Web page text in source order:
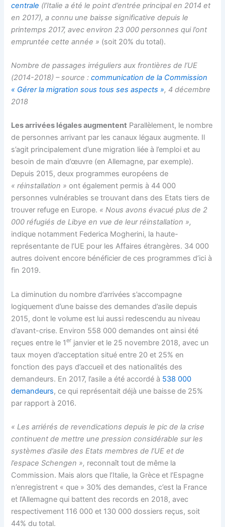
centrale (l’Italie a été le point d’entrée principal en 2014 et
en 2017), a connu une baisse significative depuis le
printemps 2017, avec environ 23 000 personnes qui l’ont
empruntée cette année » (soit 20% du total).
Nombre de passages irréguliers aux frontières de l’UE
(2014-2018) – source :communication de la Commission
« Gérer la migration sous tous ses aspects », 4 décembre
2018
Les arrivées légales augmentent Parallèlement, le nombre
de personnes arrivant par les canaux légaux augmente. Il
s’agit principalement d’une migration liée à l’emploi et au
besoin de main d’œuvre (en Allemagne, par exemple).
Depuis 2015, deux programmes européens de
« réinstallation » ont également permis à 44 000
personnes vulnérables se trouvant dans des Etats tiers de
trouver refuge en Europe. « Nous avons évacué plus de 2
000 réfugiés de Libye en vue de leur réinstallation »,
indique notamment Federica Mogherini, la haute-
représentante de l’UE pour les Affaires étrangères. 34 000
autres doivent encore bénéficier de ces programmes d’ici à
fin 2019.
La diminution du nombre d’arrivées s’accompagne
logiquement d’une baisse des demandes d’asile depuis
2015, dont le volume est lui aussi redescendu au niveau
d’avant-crise. Environ 558 000 demandes ont ainsi été
reçues entre le 1er janvier et le 25 novembre 2018, avec un
taux moyen d’acceptation situé entre 20 et 25% en
fonction des pays d’accueil et des nationalités des
demandeurs. En 2017, l’asile a été accordé à 538 000
demandeurs, ce qui représentait déjà une baisse de 25%
par rapport à 2016.
« Les arriérés de revendications depuis le pic de la crise
continuent de mettre une pression considérable sur les
systèmes d’asile des Etats membres de l’UE et de
l’espace Schengen », reconnaît tout de même la
Commission. Mais alors que l’Italie, la Grèce et l’Espagne
n’enregistrent « que » 30% des demandes, c’est la France
et l’Allemagne qui battent des records en 2018, avec
respectivement 116 000 et 130 000 dossiers reçus, soit
44% du total.